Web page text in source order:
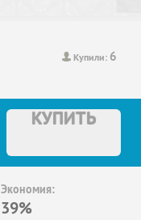
Купили: 6
КУПИТЬ
Экономия:
39%